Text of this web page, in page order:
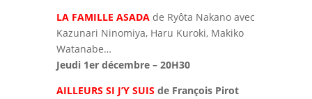
LA FAMILLE ASADA de Ryôta Nakano avec
Kazunari Ninomiya, Haru Kuroki, Makiko
Watanabe…
Jeudi 1er décembre – 20H30
AILLEURS SI J’Y SUIS de François Pirot